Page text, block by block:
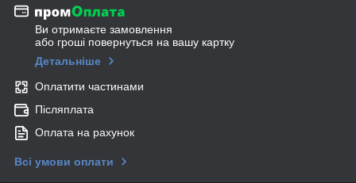
Ви отримаєте замовлення
або гроші повернуться на вашу картку
Детальніше
Оплатити частинами
Післяплата
Оплата на рахунок
Всі умови оплати